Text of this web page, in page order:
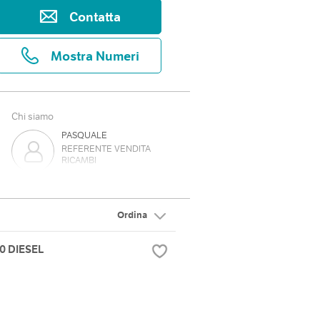
Contatta
Mostra Numeri
Chi siamo
PASQUALE
REFERENTE VENDITA
RICAMBI
REFERENTE VENDITA
Ordina
DIESEL